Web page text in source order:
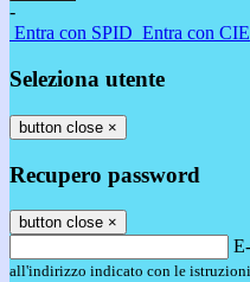
-
Entra con SPID Entra con CIE
Seleziona utente
button close ×
Recupero password
button close ×
all'indirizzo indicato con le istruzioni